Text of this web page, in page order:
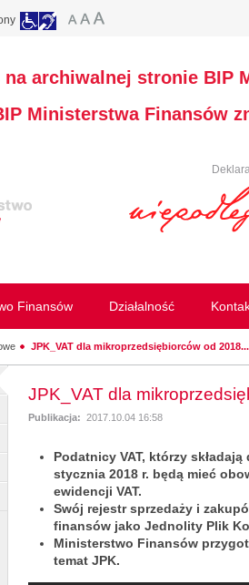
na archiwalnej stronie BIP
Ministerstwa Finansów
Finansów Działalność
JPK_VAT dla mikroprzedsiębiorców od 2018...
JPK_VAT dla
Publikacja: 2017.10.04 16:58
Podatnicy VAT, którzy
stycznia 2018 r. będą mieć
ewidencji VAT.
Swój rejestr sprzedaży i
finansów jako Jednolity Plik
Ministerstwo Finansów
temat JPK.